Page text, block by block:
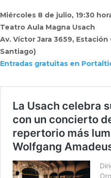
Miércoles 8 de julio, 19:30
Teatro Aula Magna Usach
Av. Víctor Jara 3659,
Santiago)
Entradas gratuitas en